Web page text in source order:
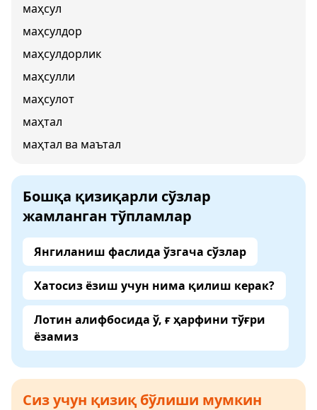
маҳсул
маҳсулдор
маҳсулдорлик
маҳсулли
маҳсулот
маҳтал
маҳтал ва маътал
Бошқа қизиқарли сўзлар
жамланган тўпламлар
Янгиланиш фаслида ўзгача сўзлар
Хатосиз ёзиш учун нима қилиш керак?
Лотин алифбосида ў, ғ ҳарфини тўғри
ёзамиз
Сиз учун қизиқ бўлиши мумкин